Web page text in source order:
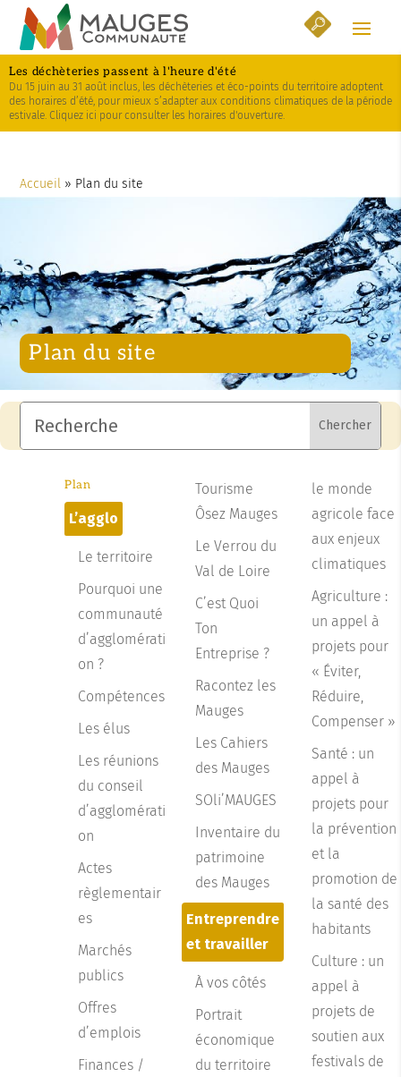
Skip
Aller
navigation
Plan
Les déchèteries passent à l'heure d'été
Du 15 juin au 31 août inclus, les déchèteries et éco-points du territoire adoptent
des horaires d’été, pour mieux s’adapter aux conditions climatiques de la période
estivale. Cliquez ici pour consulter les horaires d'ouverture.
Accueil » Plan du site
Plan du site
Rechercher:
for...
Plan
L’agglo
Le territoire
Pourquoi une
communauté
d’agglomérati
on ?
Compétences
Les élus
Les réunions
du conseil
d’agglomérati
on
Actes
règlementair
es
Marchés
publics
Offres
d’emplois
Finances /
Tourisme
Ôsez Mauges
Le Verrou du
Val de Loire
C’est Quoi
Ton
Entreprise ?
Racontez les
Mauges
Les Cahiers
des Mauges
SOli’MAUGES
Inventaire du
patrimoine
des Mauges
Entreprendre
et travailler
À vos côtés
Portrait
économique
du territoire
le monde
agricole face
aux enjeux
climatiques
Agriculture :
un appel à
projets pour
« Éviter,
Réduire,
Compenser »
Santé : un
appel à
projets pour
la prévention
et la
promotion de
la santé des
habitants
Culture : un
appel à
projets de
soutien aux
festivals de